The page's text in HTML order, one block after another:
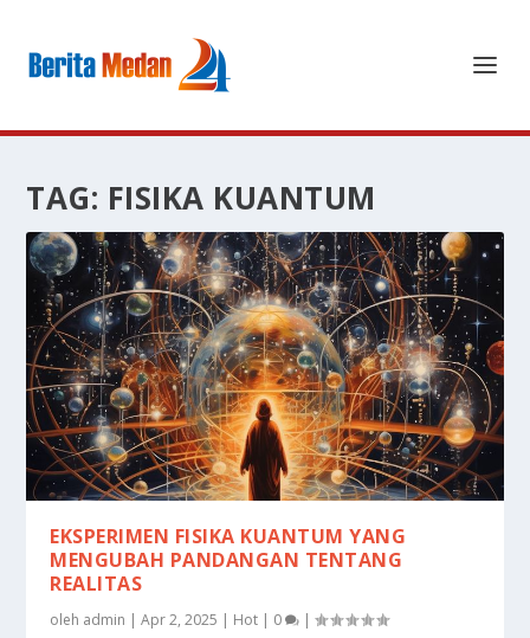
TAG: FISIKA KUANTUM
EKSPERIMEN FISIKA KUANTUM YANG
MENGUBAH PANDANGAN TENTANG
REALITAS
oleh admin |Apr 2, 2025 | Hot | 0 |